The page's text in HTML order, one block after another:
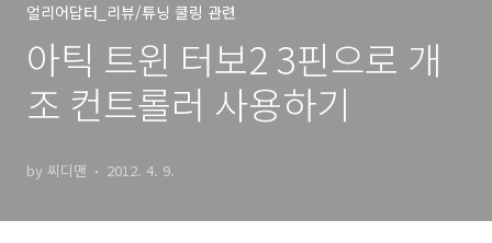
얼리어답터_리뷰/튜닝 쿨링 관련
아틱 트윈 터보2 3핀으로 개
조 컨트롤러 사용하기
by 씨디맨 2012. 4. 9.